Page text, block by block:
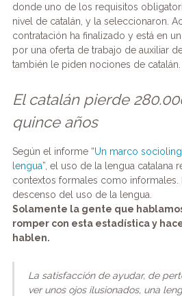
donde uno de los requisitos
nivel de catalán, y la seleccionaron.
contratación ha finalizado y está en
por una oferta de trabajo de auxiliar
también le piden nociones de catalán.
El catalán pierde
quince años
Según el informe “Un marco
lengua”, el uso de la lengua catalana
contextos formales como informales.
descenso del uso de la lengua.
Solamente la gente que
romper con esta estadística y
hablen.
La satisfacción de ayudar, de
ver unos ojos ilusionados, una